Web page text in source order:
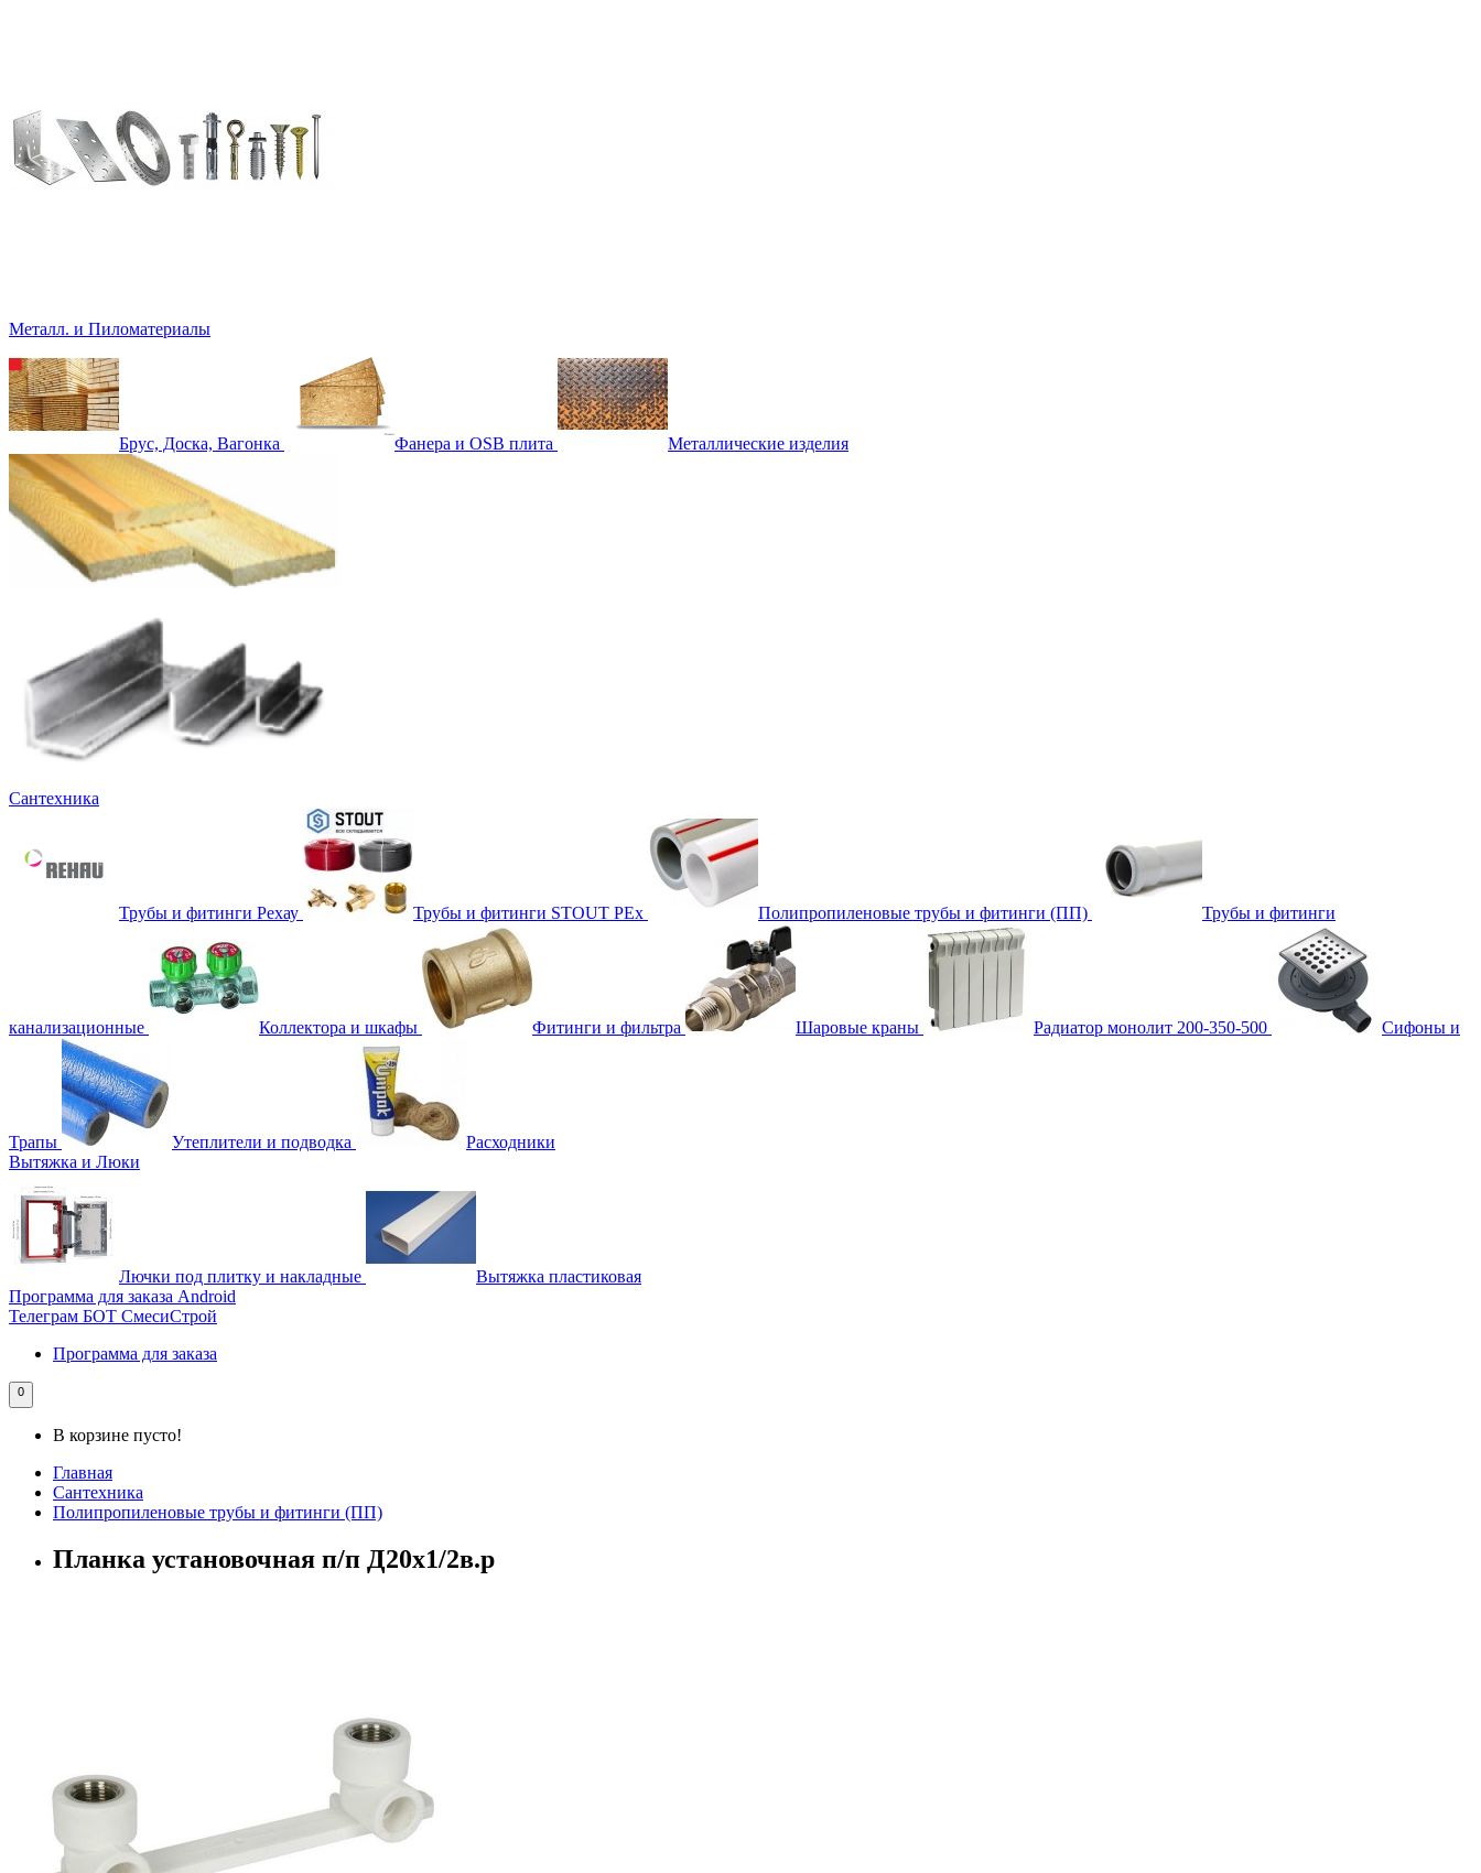
Металл. и Пиломатериалы
Брус, Доска, Вагонка Фанера и OSB плита Металлические изделия
Сантехника
Трубы и фитинги Рехау Трубы и фитинги STOUT PEx Полипропиленовые трубы и фитинги (ПП) Трубы и фитинги
канализационные Коллектора и шкафы Фитинги и фильтра Шаровые краны Радиатор монолит 200-350-500 Сифоны и
Трапы Утеплители и подводка
Расходники
Вытяжка и Люки
Лючки под плитку и накладные
Вытяжка пластиковая
Программа для заказа Android
Телеграм БОТ СмесиСтрой
Программа для заказа
0
В корзине пусто!
Главная
Сантехника
Полипропиленовые трубы и фитинги (ПП)
Планка установочная п/п Д20х1/2в.р